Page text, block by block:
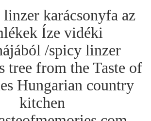
linzer karácsonyfa az
Íze vidéki
/spicy linzer
tree from the Taste of
Hungarian country
kitchen